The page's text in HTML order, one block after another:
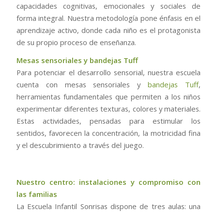
capacidades cognitivas, emocionales y sociales de
forma integral. Nuestra metodología pone énfasis en el
aprendizaje activo, donde cada niño es el protagonista
de su propio proceso de enseñanza.
Mesas sensoriales y bandejas Tuff
Para potenciar el desarrollo sensorial, nuestra escuela
cuenta con mesas sensoriales ybandejas Tuff,
herramientas fundamentales que permiten a los niños
experimentar diferentes texturas, colores y materiales.
Estas actividades, pensadas para estimular los
sentidos, favorecen la concentración, la motricidad fina
y el descubrimiento a través del juego.
Nuestro centro: instalaciones y compromiso con
las familias
La Escuela Infantil Sonrisas dispone de tres aulas: una